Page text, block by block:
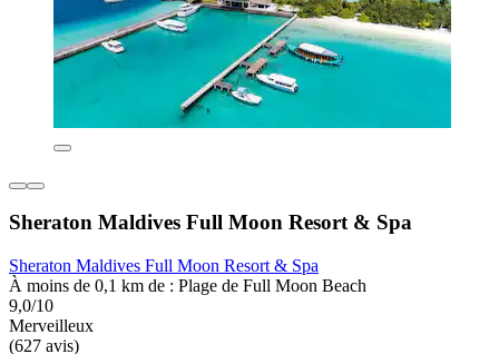
Sheraton Maldives Full Moon Resort & Spa
Sheraton Maldives Full Moon Resort & Spa
À moins de 0,1 km de : Plage de Full Moon Beach
9,0/10
Merveilleux
(627 avis)